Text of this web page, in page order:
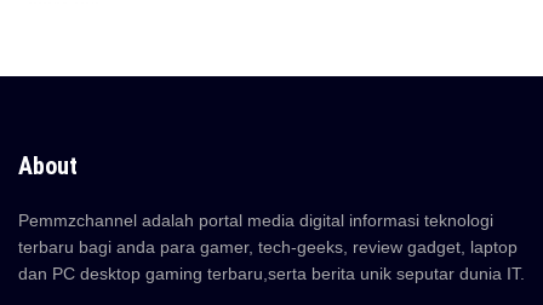
About
Pemmzchannel adalah portal media digital informasi teknologi
terbaru bagi anda para gamer, tech-geeks, review gadget, laptop
dan PC desktop gaming terbaru,serta berita unik seputar dunia IT.